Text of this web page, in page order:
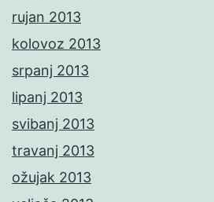
rujan 2013
kolovoz 2013
srpanj 2013
lipanj 2013
svibanj 2013
travanj 2013
ožujak 2013